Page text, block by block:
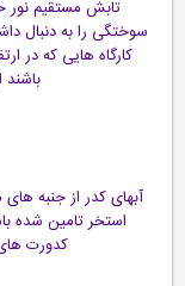
تابش مستقیم نور
سوختگی را به دنبال
کارگاه هایی که در
باشند
آبهای کدر از جنبه
استخر تامین شده
کدورت های